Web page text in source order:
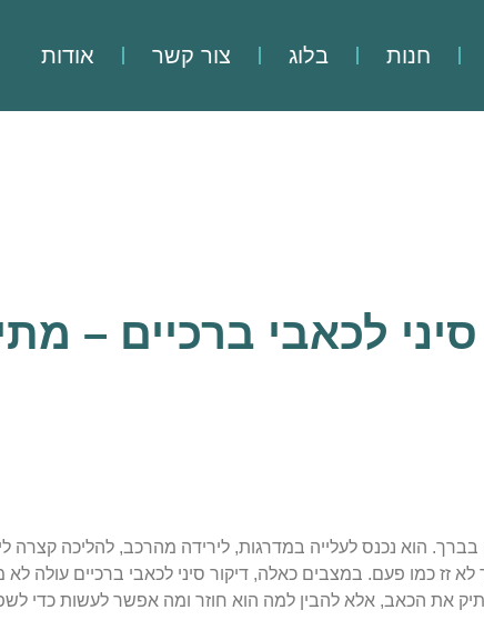
חנות בלוג צור קשר אודות
סיני לכאבי ברכיים –
הוא נכנס לעלייה במדרגות, לירידה מהרכב, להליכה קצרה
זז כמו פעם. במצבים כאלה, דיקור סיני לכאבי ברכיים עולה
את הכאב, אלא להבין למה הוא חוזר ומה אפשר לעשות כדי